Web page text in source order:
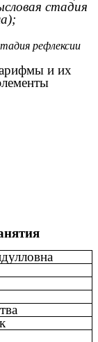
стадия
рефлексии
и их